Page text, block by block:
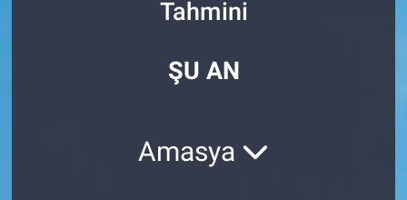
Tahmini
ŞU AN
Amasya